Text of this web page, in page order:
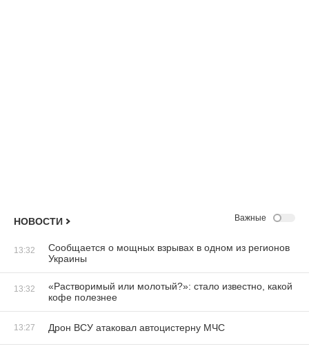
НОВОСТИ Важные
13:32
Сообщается о мощных взрывах в одном из регионов
Украины
13:32
«Растворимый или молотый?»: стало известно, какой
кофе полезнее
13:27 Дрон ВСУ атаковал автоцистерну МЧС